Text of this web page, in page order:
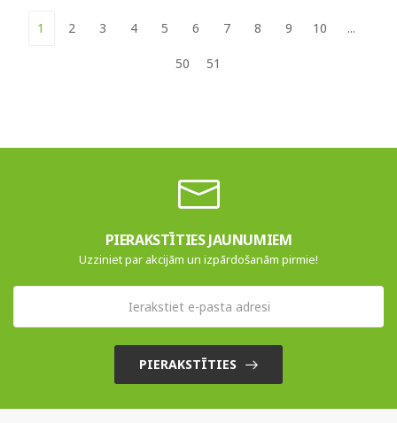
1 2 3 4 5 6 7 8 9 10 ...
50 51
PIERAKSTĪTIES JAUNUMIEM
Uzziniet par akcijām un izpārdošanām pirmie!
PIERAKSTĪTIES